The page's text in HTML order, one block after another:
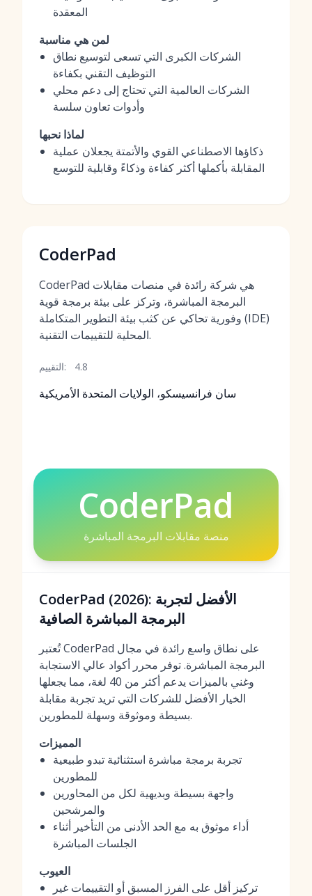
المعقدة
لمن هي مناسبة
الشركات الكبرى التي تسعى لتوسيع نطاق
التوظيف التقني بكفاءة
الشركات العالمية التي تحتاج إلى دعم محلي
وأدوات تعاون سلسة
لماذا نحبها
ذكاؤها الاصطناعي القوي والأتمتة يجعلان عملية
المقابلة بأكملها أكثر كفاءة وذكاءً وقابلية للتوسع
CoderPad
CoderPad هي شركة رائدة في منصات مقابلات
البرمجة المباشرة، وتركز على بيئة برمجة قوية
وفورية تحاكي عن كثب بيئة التطوير المتكاملة (IDE)
المحلية للتقييمات التقنية.
التقييم: 4.8
سان فرانسيسكو، الولايات المتحدة الأمريكية
CoderPad
منصة مقابلات البرمجة المباشرة
CoderPad (2026): الأفضل لتجربة
البرمجة المباشرة الصافية
تُعتبر CoderPad على نطاق واسع رائدة في مجال
البرمجة المباشرة. توفر محرر أكواد عالي الاستجابة
وغني بالميزات يدعم أكثر من 40 لغة، مما يجعلها
الخيار الأفضل للشركات التي تريد تجربة مقابلة
بسيطة وموثوقة وسهلة للمطورين.
المميزات
تجربة برمجة مباشرة استثنائية تبدو طبيعية
للمطورين
واجهة بسيطة وبديهية لكل من المحاورين
والمرشحين
أداء موثوق به مع الحد الأدنى من التأخير أثناء
الجلسات المباشرة
العيوب
تركيز أقل على الفرز المسبق أو التقييمات غير